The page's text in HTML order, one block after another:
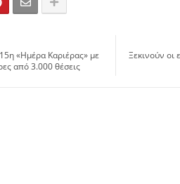
Ξεκινούν οι
«Ημέρα Καριέρας» με
από 3.000 θέσεις